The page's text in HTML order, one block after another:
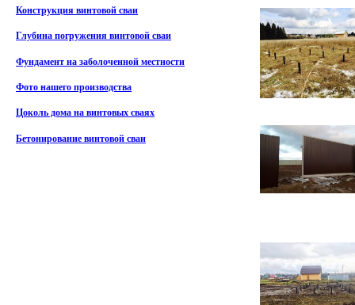
Конструкция винтовой сваи
Глубина погружения винтовой сваи
Фундамент на заболоченной местности
Фото нашего производства
Цоколь дома на винтовых сваях
Бетонирование винтовой сваи